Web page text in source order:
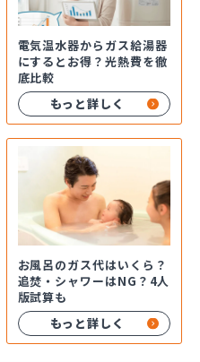
電気温水器からガス給湯器
にするとお得？光熱費を徹
底比較
もっと詳しく
お風呂のガス代はいくら？
追焚・シャワーはNG？4人
版試算も
もっと詳しく